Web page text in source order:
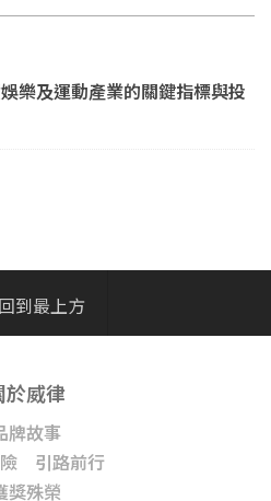
樂及運動產業的關鍵指標與投
回到最上方
於威律
牌故事
引路前行
獎殊榮